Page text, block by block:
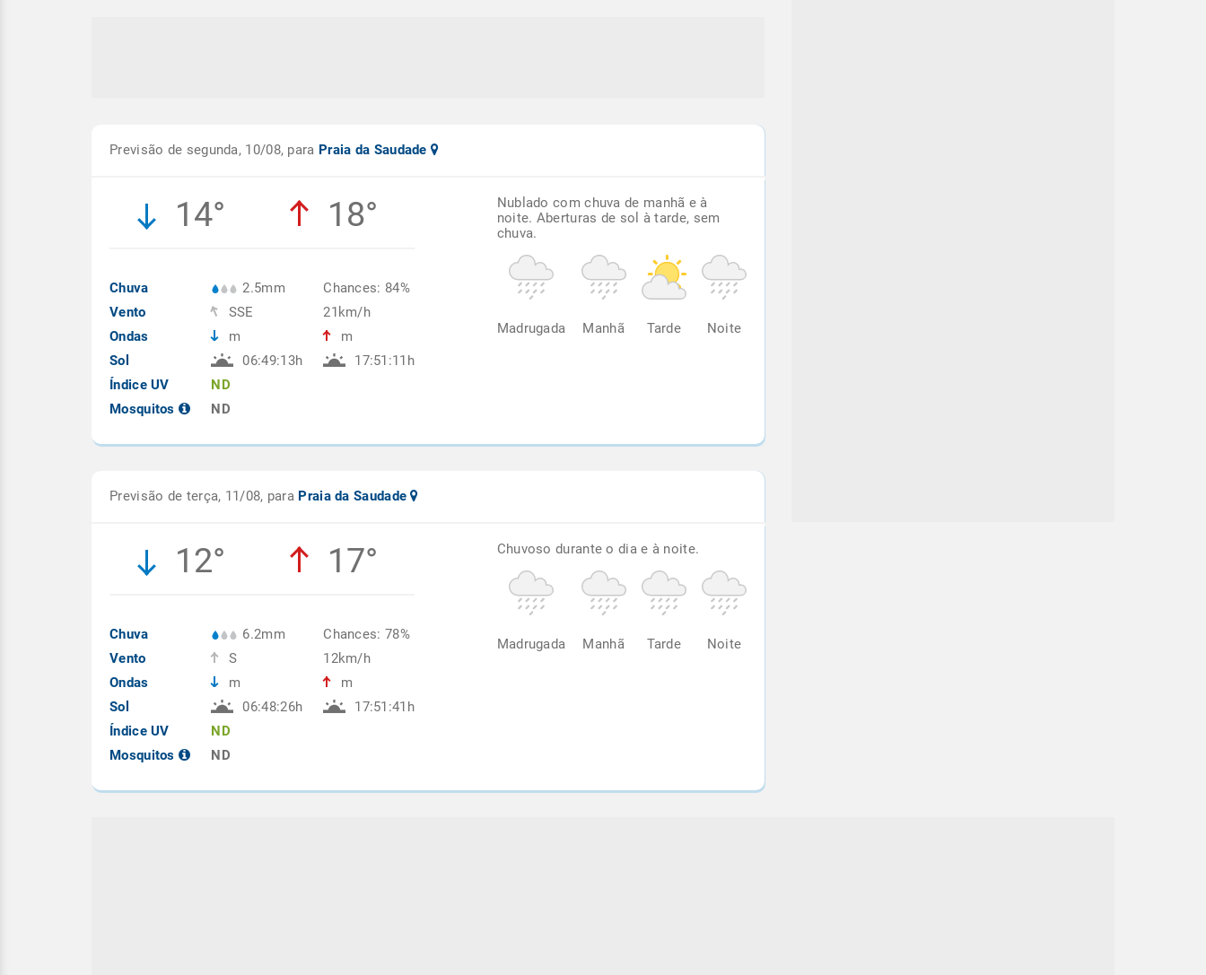
Previsão de segunda, 10/08, para Praia da Saudade
14° 18°
Chuva
Vento
Ondas
Sol
Índice UV
Mosquitos
2.5mm
SSE
m
06:49:13h
ND
ND
Chances: 84%
21km/h
m
17:51:11h
Nublado com chuva de manhã e à
noite. Aberturas de sol à tarde, sem
chuva.
Madrugada Manhã Tarde Noite
Previsão de terça, 11/08, para Praia da Saudade
12° 17°
Chuva
Vento
Ondas
Sol
Índice UV
Mosquitos
6.2mm
S
m
06:48:26h
ND
ND
Chances: 78%
12km/h
m
17:51:41h
Chuvoso durante o dia e à noite.
Madrugada Manhã Tarde Noite